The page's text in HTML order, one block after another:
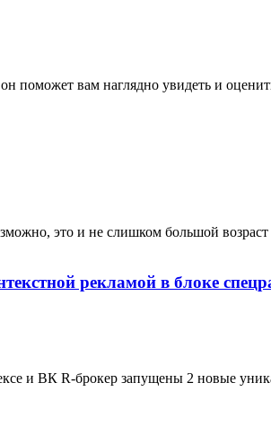
поможет вам наглядно увидеть и
это и не слишком большой
рекламой в блоке
и ВК R-брокер запущены 2 новые